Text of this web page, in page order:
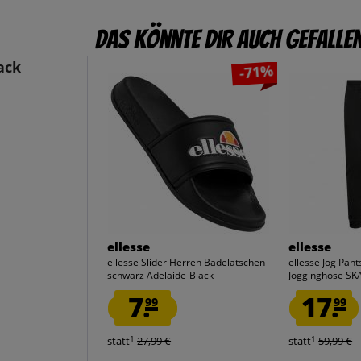
Das könnte dir auch
-71%
ellesse
ellesse Slider Herren Badelatschen
schwarz Adelaide-Black
7.99
statt1 27,99 €
ellesse
ellesse Jog
Jogginghose
17.99
statt1 59,99 €